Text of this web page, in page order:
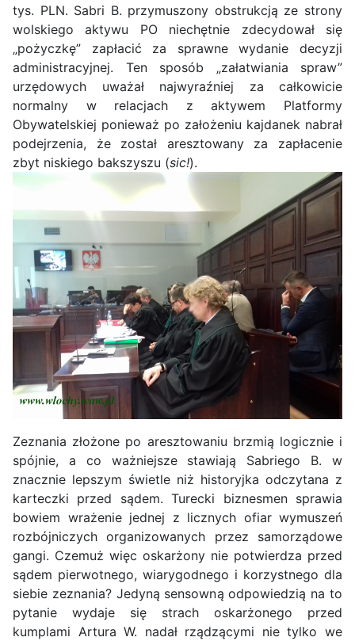
tys. PLN. Sabri B. przymuszony obstrukcją ze strony
wolskiego aktywu PO niechętnie zdecydował się
„pożyczkę” zapłacić za sprawne wydanie decyzji
administracyjnej. Ten sposób „załatwiania spraw”
urzędowych uważał najwyraźniej za całkowicie
normalny w relacjach z aktywem Platformy
Obywatelskiej ponieważ po założeniu kajdanek nabrał
podejrzenia, że został aresztowany za zapłacenie
zbyt niskiego bakszyszu (sic!).
Zeznania złożone po aresztowaniu brzmią logicznie i
spójnie, a co ważniejsze stawiają Sabriego B. w
znacznie lepszym świetle niż historyjka odczytana z
karteczki przed sądem. Turecki biznesmen sprawia
bowiem wrażenie jednej z licznych ofiar wymuszeń
rozbójniczych organizowanych przez samorządowe
gangi. Czemuż więc oskarżony nie potwierdza przed
sądem pierwotnego, wiarygodnego i korzystnego dla
siebie zeznania? Jedyną sensowną odpowiedzią na to
pytanie wydaje się strach oskarżonego przed
kumplami Artura W. nadał rządzącymi nie tylko we